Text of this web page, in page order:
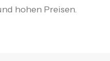
hohen Preisen.